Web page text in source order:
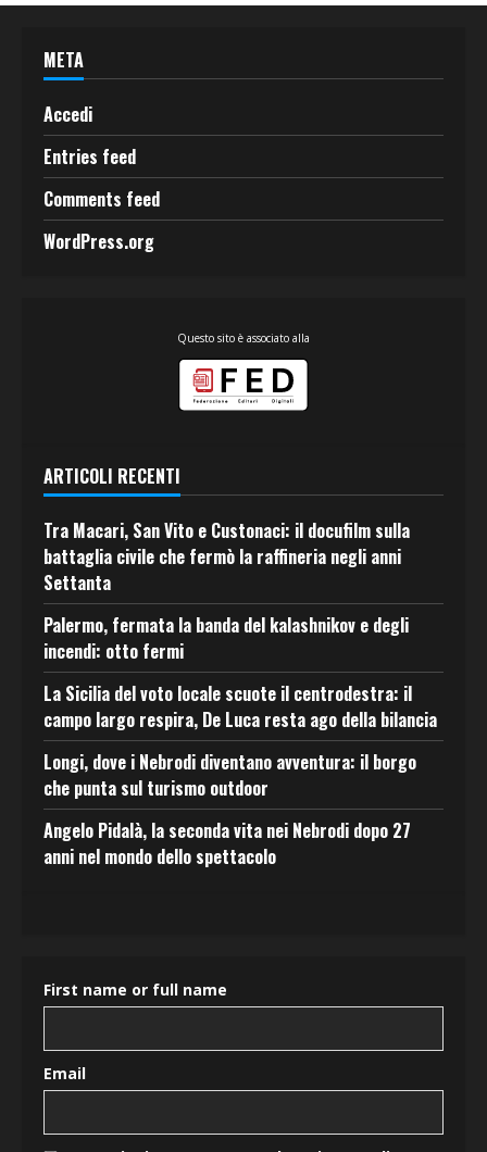
META
Accedi
Entries feed
Comments feed
WordPress.org
Questo sito è associato alla
ARTICOLI RECENTI
Tra Macari, San Vito e Custonaci: il docufilm sulla
battaglia civile che fermò la raffineria negli anni
Settanta
Palermo, fermata la banda del kalashnikov e degli
incendi: otto fermi
La Sicilia del voto locale scuote il centrodestra: il
campo largo respira, De Luca resta ago della bilancia
Longi, dove i Nebrodi diventano avventura: il borgo
che punta sul turismo outdoor
Angelo Pidalà, la seconda vita nei Nebrodi dopo 27
anni nel mondo dello spettacolo
First name or full name
Email